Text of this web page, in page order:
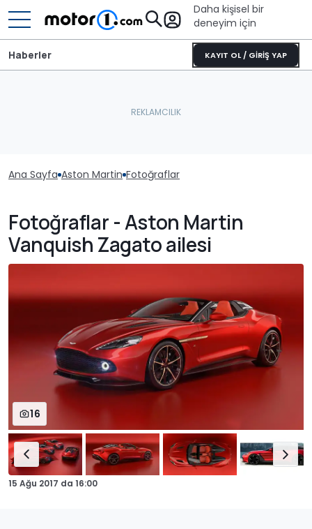
Daha kişisel bir
deneyim için
KAYIT OL / GİRİŞ YAP
Haberler
Ana Sayfa Aston Martin Fotoğraflar
Fotoğraflar - Aston Martin
Vanquish Zagato ailesi
16
15 Ağu 2017 da 16:00